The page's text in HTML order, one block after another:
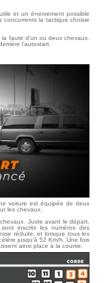
et unénervement possible
concurrentsla tactique choisie
faute d’un ou deux chevaux.
l’autostart.
voiture est équipée de deux
les chevaux.
Juste avant le départ,
inscrits les numéros des
réduite, et lorsque tous les
jusqu’à 52 Km/h. Une fois
ainsi place à la course.